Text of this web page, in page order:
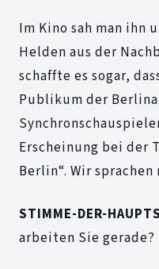
Im Kino sah man ihn
Helden aus der
schaffte es sogar,
Publikum der
Erscheinung bei der
Berlin“. Wir
STIMME-DER-
arbeiten Sie gerade?